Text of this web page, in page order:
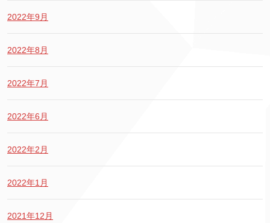
2022年9月
2022年8月
2022年7月
2022年6月
2022年2月
2022年1月
2021年12月